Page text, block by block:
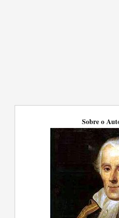
Sobre o